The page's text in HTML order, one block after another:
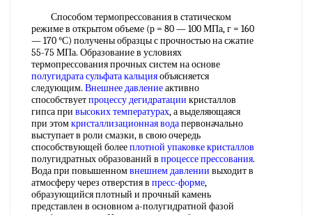
Способом термопрессования в статическом
режиме в открытом объеме (р = 80 — 100 МПа, г = 160
— 170 °С) получены образцы с прочностью на сжатие
55-75 МПа. Образование в условиях
термопрессования прочных систем на основе
полугидрата сульфата кальцияобъясняется
следующим. Внешнее давлениеактивно
способствуетпроцессу дегидратации кристаллов
гипса при высоких температурах, а выделяющаяся
при этомкристаллизационная водапервоначально
выступает в роли смазки, в свою очередь
способствующей болееплотной упаковке кристаллов
полугидратных образований в процессе прессования.
Вода при повышенномвнешнем давлении выходит в
атмосферу через отверстия в пресс-форме,
образующийся плотный и прочный камень
представлен в основном а-полугидратной фазой